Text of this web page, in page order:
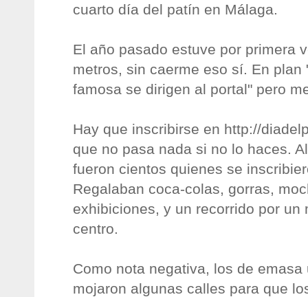
cuarto día del patín en Málaga.
El año pasado estuve por primera
metros, sin caerme eso sí. En plan
famosa se dirigen al portal" pero
Hay que inscribirse en http://
que no pasa nada si no lo haces.
fueron cientos quienes se
Regalaban coca-colas, gorras,
exhibiciones, y un recorrido por un
centro.
Como nota negativa, los de
mojaron algunas calles para que